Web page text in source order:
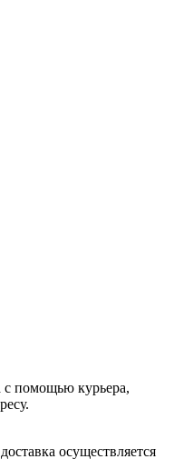
с помощью курьера,
осуществляется